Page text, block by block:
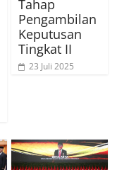
Tahap
Pengambilan
Keputusan
Tingkat II
23 Juli 2025